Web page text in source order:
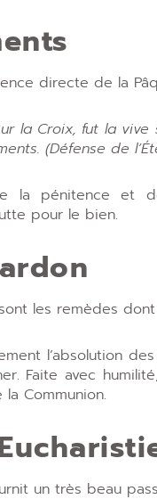
directe de la
la Croix, fut la
(Défense de
la pénitence et
pour le bien.
les remèdes
l’absolution
Faite avec
Communion.
un très beau